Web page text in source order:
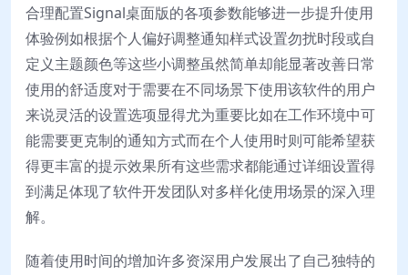
合理配置Signal桌面版的各项参数能够进一步提升使用
体验例如根据个人偏好调整通知样式设置勿扰时段或自
定义主题颜色等这些小调整虽然简单却能显著改善日常
使用的舒适度对于需要在不同场景下使用该软件的用户
来说灵活的设置选项显得尤为重要比如在工作环境中可
能需要更克制的通知方式而在个人使用时则可能希望获
得更丰富的提示效果所有这些需求都能通过详细设置得
到满足体现了软件开发团队对多样化使用场景的深入理
解。
随着使用时间的增加许多资深用户发展出了自己独特的